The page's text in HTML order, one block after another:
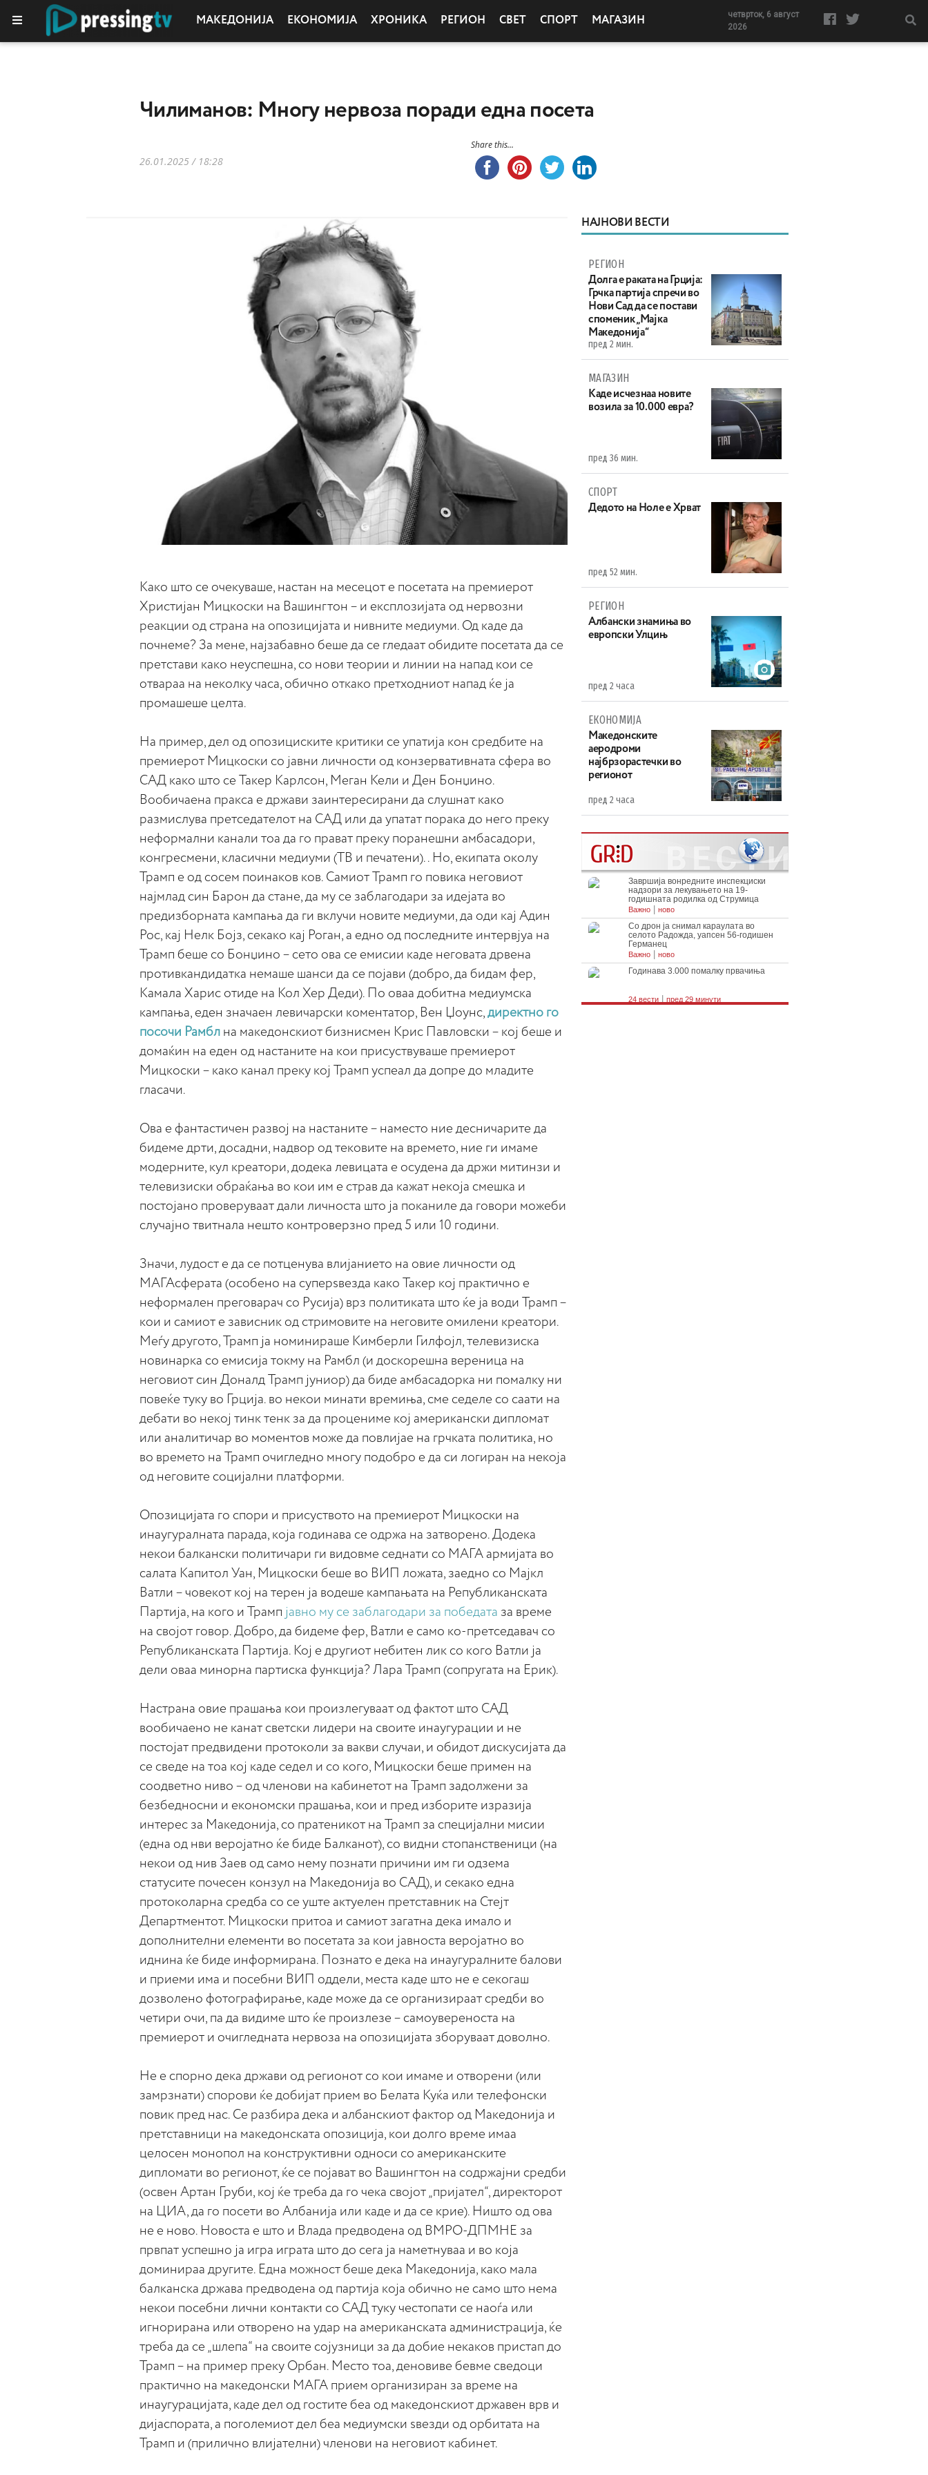
МАКЕДОНИЈА ЕКОНОМИЈА ХРОНИКА РЕГИОН СВЕТ СПОРТ МАГАЗИН
четврток, 6 август
2026
Чилиманов: Многу нервоза поради една посета
26.01.2025 / 18:28
Share this...
Како што се очекуваше, настан на месецот е посетата на премиерот
Христијан Мицкоски на Вашингтон – и експлозијата од нервозни
реакции од страна на опозицијата и нивните медиуми. Од каде да
почнеме? За мене, најзабавно беше да се гледаат обидите посетата да се
претстави како неуспешна, со нови теории и линии на напад кои се
отвараа на неколку часа, обично откако претходниот напад ќе ја
промашеше целта.
На пример, дел од опозициските критики се упатија кон средбите на
премиерот Мицкоски со јавни личности од конзервативната сфера во
САД како што се Такер Карлсон, Меган Кели и Ден Бонџино.
Вообичаена пракса е држави заинтересирани да слушнат како
размислува претседателот на САД или да упатат порака до него преку
неформални канали тоа да го прават преку поранешни амбасадори,
конгресмени, класични медиуми (ТВ и печатени).. Но, екипата околу
Трамп е од сосем поинаков ков. Самиот Трамп го повика неговиот
најмлад син Барон да стане, да му се заблагодари за идејата во
предизборната кампања да ги вклучи новите медиуми, да оди кај Адин
Рос, кај Нелк Бојз, секако кај Роган, а едно од последните интервјуа на
Трамп беше со Бонџино – сето ова се емисии каде неговата дрвена
противкандидатка немаше шанси да се појави (добро, да бидам фер,
Камала Харис отиде на Кол Хер Деди). По оваа добитна медиумска
кампања, еден значаен левичарски коментатор, Вен Џоунс, директно го
посочи Рамбл на македонскиот бизнисмен Крис Павловски – кој беше и
домаќин на еден од настаните на кои присуствуваше премиерот
Мицкоски – како канал преку кој Трамп успеал да допре до младите
гласачи.
Ова е фантастичен развој на настаните – наместо ние десничарите да
бидеме дрти, досадни, надвор од тековите на времето, ние ги имаме
модерните, кул креатори, додека левицата е осудена да држи митинзи и
телевизиски обраќања во кои им е страв да кажат некоја смешка и
постојано проверуваат дали личноста што ја поканиле да говори можеби
случајно твитнала нешто контроверзно пред 5 или 10 години.
Значи, лудост е да се потценува влијанието на овие личности од
МАГАсферата (особено на суперѕвезда како Такер кој практично е
неформален преговарач со Русија) врз политиката што ќе ја води Трамп –
кои и самиот е зависник од стримовите на неговите омилени креатори.
Меѓу другото, Трамп ја номинираше Кимберли Гилфојл, телевизиска
новинарка со емисија токму на Рамбл (и доскорешна вереница на
неговиот син Доналд Трамп јуниор) да биде амбасадорка ни помалку ни
повеќе туку во Грција. во некои минати времиња, сме седеле со саати на
дебати во некој тинк тенк за да процениме кој американски дипломат
или аналитичар во моментов може да повлијае на грчката политика, но
во времето на Трамп очигледно многу подобро е да си логиран на некоја
од неговите социјални платформи.
Опозицијата го спори и присуството на премиерот Мицкоски на
инаугуралната парада, која годинава се одржа на затворено. Додека
некои балкански политичари ги видовме седнати со МАГА армијата во
салата Капитол Уан, Мицкоски беше во ВИП ложата, заедно со Мајкл
Ватли – човекот кој на терен ја водеше кампањата на Републиканската
Партија, на кого и Трамп јавно му се заблагодари за победата за време
на својот говор. Добро, да бидеме фер, Ватли е само ко-претседавач со
Републиканската Партија. Кој е другиот небитен лик со кого Ватли ја
дели оваа минорна партиска функција? Лара Трамп (сопругата на Ерик).
Настрана овие прашања кои произлегуваат од фактот што САД
вообичаено не канат светски лидери на своите инаугурации и не
постојат предвидени протоколи за вакви случаи, и обидот дискусијата да
се сведе на тоа кој каде седел и со кого, Мицкоски беше примен на
соодветно ниво – од членови на кабинетот на Трамп задолжени за
безбедносни и економски прашања, кои и пред изборите изразија
интерес за Македонија, со пратеникот на Трамп за специјални мисии
(една од нви веројатно ќе биде Балканот), со видни стопанственици (на
некои од нив Заев од само нему познати причини им ги одзема
статусите почесен конзул на Македонија во САД), и секако една
протоколарна средба со се уште актуелен претставник на Стејт
Департментот. Мицкоски притоа и самиот загатна дека имало и
дополнителни елементи во посетата за кои јавноста веројатно во
иднина ќе биде информирана. Познато е дека на инаугуралните балови
и приеми има и посебни ВИП оддели, места каде што не е секогаш
дозволено фотографирање, каде може да се организираат средби во
четири очи, па да видиме што ќе произлезе – самоувереноста на
премиерот и очигледната нервоза на опозицијата зборуваат доволно.
Не е спорно дека држави од регионот со кои имаме и отворени (или
замрзнати) спорови ќе добијат прием во Белата Куќа или телефонски
повик пред нас. Се разбира дека и албанскиот фактор од Македонија и
претставници на македонската опозиција, кои долго време имаа
целосен монопол на конструктивни односи со американските
дипломати во регионот, ќе се појават во Вашингтон на содржајни средби
(освен Артан Груби, кој ќе треба да го чека својот „пријател“, директорот
на ЦИА, да го посети во Албанија или каде и да се крие). Ништо од ова
не е ново. Новоста е што и Влада предводена од ВМРО-ДПМНЕ за
првпат успешно ја игра играта што до сега ја наметнуваа и во која
доминираа другите. Една можност беше дека Македонија, како мала
балканска држава предводена од партија која обично не само што нема
некои посебни лични контакти со САД туку честопати се наоѓа или
игнорирана или отворено на удар на американската администрација, ќе
треба да се „шлепа“ на своите сојузници за да добие некаков пристап до
Трамп – на пример преку Орбан. Место тоа, деновиве бевме сведоци
практично на македонски МАГА прием организиран за време на
инаугурацијата, каде дел од гостите беа од македонскиот државен врв и
дијаспората, а поголемиот дел беа медиумски ѕвезди од орбитата на
Трамп и (прилично влијателни) членови на неговиот кабинет.
НАЈНОВИ ВЕСТИ
РЕГИОН
Долга е раката на Грција:
Грчка партија спречи во
Нови Сад да се постави
споменик „Мајка
Македонија“
пред 2 мин.
МАГАЗИН
Каде исчезнаа новите
возила за 10.000 евра?
пред 36 мин.
СПОРТ
Дедото на Ноле е Хрват
пред 52 мин.
РЕГИОН
Aлбански знамиња во
европски Улцињ
пред 2 часа
ЕКОНОМИЈА
Maкедонските
аеродроми
најбрзорастечки во
регионот
пред 2 часа